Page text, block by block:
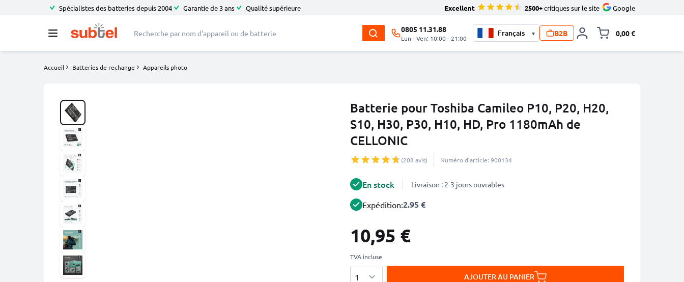
Spécialistes des batteries depuis 2004 Garantie de 3 ans Qualité supérieure Excellent 2500+critiques sur le site Google
0805 11.31.88
Lun - Ven: 10:00 - 21:00
▾ B2B 0,00 €
Accueil Batteries de rechange Appareils photo
Batterie pour Toshiba Camileo P10, P20, H20,
S10, H30, P30, H10, HD, Pro 1180mAh de
CELLONIC
(208 avis) Numéro d’article: 900134
En stock Livraison : 2-3 jours ouvrables
Expédition:2.95 €
10,95 €
TVA incluse
AJOUTER AU PANIER